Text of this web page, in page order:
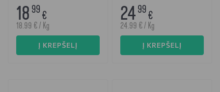
18 99€
18.99 € / Kg
Į KREPŠELĮ
2499€
24.99 € / Kg
Į KREPŠELĮ